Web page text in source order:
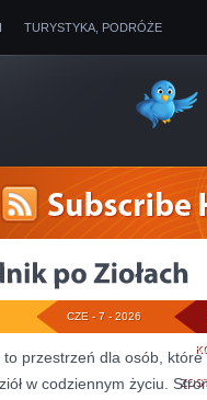
TURYSTYKA, PODRÓŻE
CZE - 7 - 2026
to przestrzeń dla osób, które
w codziennym życiu.